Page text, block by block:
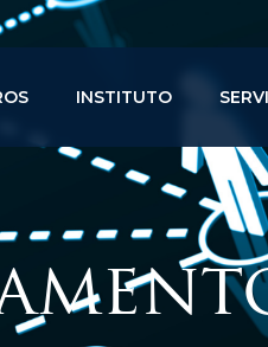
INSTITUTO